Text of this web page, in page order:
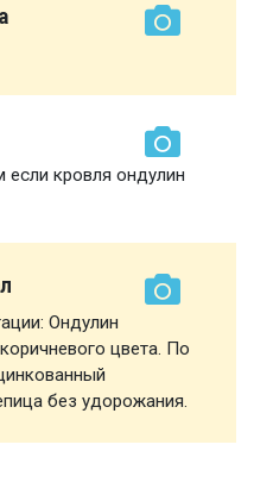
кровля ондулин
Ондулин
цвета. По
без удорожания.